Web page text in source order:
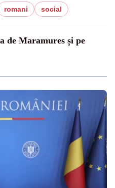
romani social
de Maramures și pe